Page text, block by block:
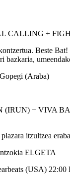
Beste
bazkaria,
Gopegi (Araba)
(IRUN) + VIVA
itzultzea
ELGETA
(USA) 22:00